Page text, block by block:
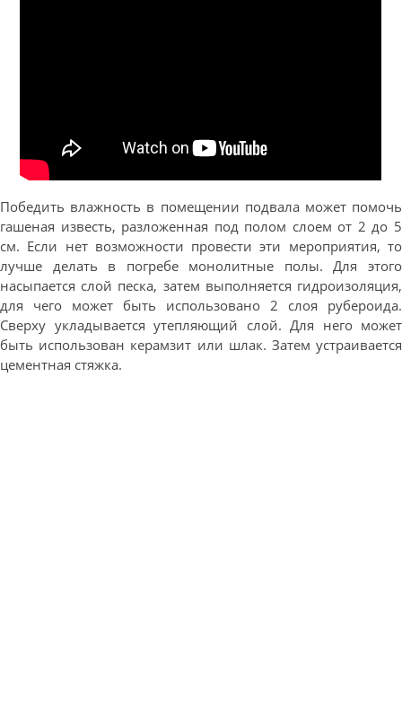
Победить влажность в помещении подвала может помочь
гашеная известь, разложенная под полом слоем от 2 до 5
см. Если нет возможности провести эти мероприятия, то
лучше делать в погребе монолитные полы. Для этого
насыпается слой песка, затем выполняется гидроизоляция,
для чего может быть использовано 2 слоя рубероида.
Сверху укладывается утепляющий слой. Для него может
быть использован керамзит или шлак. Затем устраивается
цементная стяжка.